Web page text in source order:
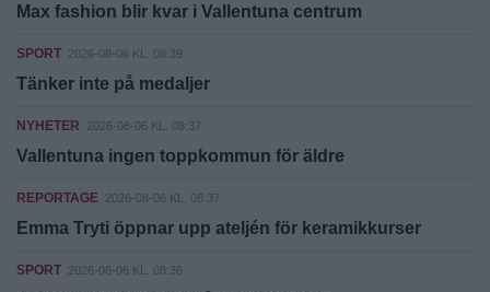
Max fashion blir kvar i Vallentuna centrum
SPORT 2026-08-06 KL. 08:39
Tänker inte på medaljer
NYHETER 2026-08-06 KL. 08:37
Vallentuna ingen toppkommun för äldre
REPORTAGE 2026-08-06 KL. 08:37
Emma Tryti öppnar upp ateljén för keramikkurser
SPORT 2026-08-06 KL. 08:36